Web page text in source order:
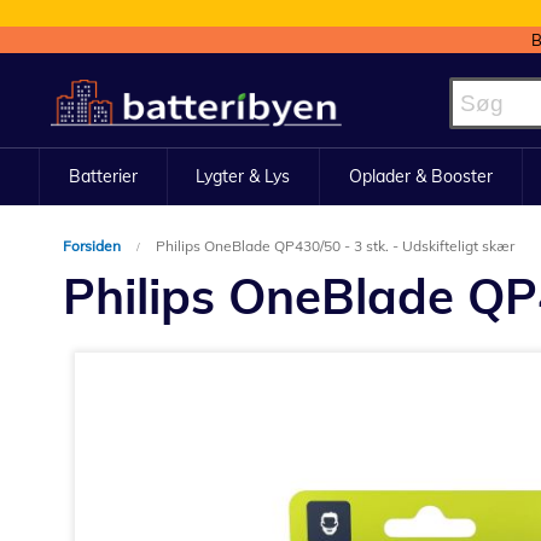
to
Content
Batterier Lygter & Lys Oplader & Booster
Forsiden Philips OneBlade QP430/50 - 3 stk. - Udskifteligt skær
Philips OneBlade